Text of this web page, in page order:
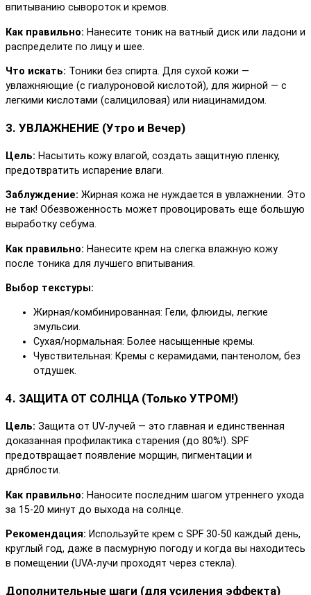
впитыванию сывороток и кремов.
Как правильно: Нанесите тоник на ватный диск или ладони и
распределите по лицу и шее.
Что искать: Тоники без спирта. Для сухой кожи —
увлажняющие (с гиалуроновой кислотой), для жирной — с
легкими кислотами (салициловая) или ниацинамидом.
3. УВЛАЖНЕНИЕ (Утро и Вечер)
Цель: Насытить кожу влагой, создать защитную пленку,
предотвратить испарение влаги.
Заблуждение: Жирная кожа не нуждается в увлажнении. Это
не так! Обезвоженность может провоцировать еще большую
выработку себума.
Как правильно: Нанесите крем на слегка влажную кожу
после тоника для лучшего впитывания.
Выбор текстуры:
Жирная/комбинированная: Гели, флюиды, легкие
эмульсии.
Сухая/нормальная: Более насыщенные кремы.
Чувствительная: Кремы с керамидами, пантенолом, без
отдушек.
4. ЗАЩИТА ОТ СОЛНЦА (Только УТРОМ!)
Цель: Защита от UV-лучей — это главная и единственная
доказанная профилактика старения (до 80%!). SPF
предотвращает появление морщин, пигментации и
дряблости.
Как правильно: Наносите последним шагом утреннего ухода
за 15-20 минут до выхода на солнце.
Рекомендация: Используйте крем с SPF 30-50 каждый день,
круглый год, даже в пасмурную погоду и когда вы находитесь
в помещении (UVA-лучи проходят через стекла).
Дополнительные шаги (для усиления эффекта)